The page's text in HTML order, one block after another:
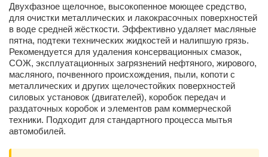
Двухфазное щелочное, высокопенное моющее средство,
для очистки металлических и лакокрасочных поверхностей
в воде средней жёсткости. Эффективно удаляет масляные
пятна, подтеки технических жидкостей и налипшую грязь.
Рекомендуется для удаления консервационных смазок,
СОЖ, эксплуатационных загрязнений нефтяного, жирового,
масляного, почвенного происхождения, пыли, копоти с
металлических и других щелочестойких поверхностей
силовых установок (двигателей), коробок передач и
раздаточных коробок и элементов рам коммерческой
техники. Подходит для стандартного процесса мытья
автомобилей.